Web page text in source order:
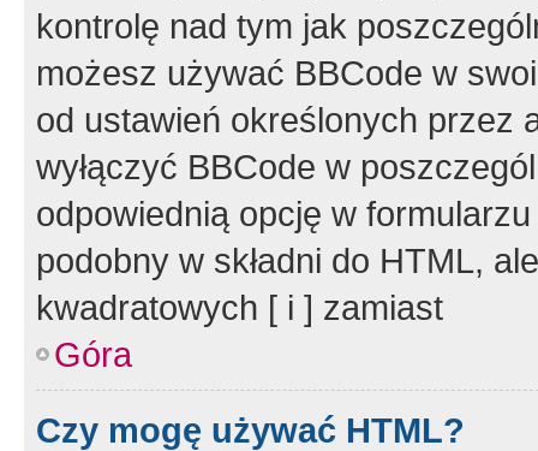
kontrolę nad tym jak
możesz używać BBCode w
od ustawień określonych przez
wyłączyć BBCode w
odpowiednią opcję w
podobny w składni do HTML,
kwadratowych [ i ] zamiast
Góra
Czy mogę używać HTML?